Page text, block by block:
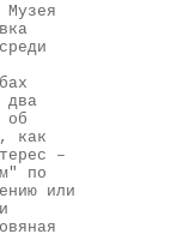
два
об
как
–
по
или